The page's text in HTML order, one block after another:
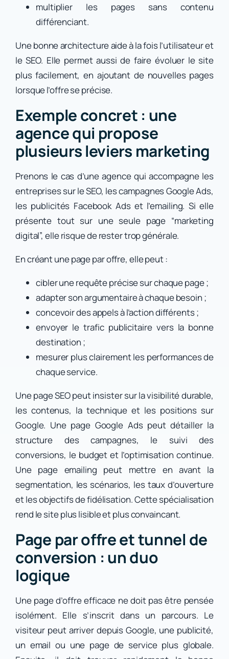
multiplier les pages sans contenu
différenciant.
Une bonne architecture aide à la fois l’utilisateur et
le SEO. Elle permet aussi de faire évoluer le site
plus facilement, en ajoutant de nouvelles pages
lorsque l’offre se précise.
Exemple concret : une
agence qui propose
plusieurs leviers marketing
Prenons le cas d’une agence qui accompagne les
entreprises sur le SEO, les campagnes Google Ads,
les publicités Facebook Ads et l’emailing. Si elle
présente tout sur une seule page “marketing
digital”, elle risque de rester trop générale.
En créant une page par offre, elle peut :
cibler une requête précise sur chaque page ;
adapter son argumentaire à chaque besoin ;
concevoir des appels à l’action différents ;
envoyer le trafic publicitaire vers la bonne
destination ;
mesurer plus clairement les performances de
chaque service.
Une page SEO peut insister sur la visibilité durable,
les contenus, la technique et les positions sur
Google. Une page Google Ads peut détailler la
structure des campagnes, le suivi des
conversions, le budget et l’optimisation continue.
Une page emailing peut mettre en avant la
segmentation, les scénarios, les taux d’ouverture
et les objectifs de fidélisation. Cette spécialisation
rend le site plus lisible et plus convaincant.
Page par offre et tunnel de
conversion : un duo
logique
Une page d’offre efficace ne doit pas être pensée
isolément. Elle s’inscrit dans un parcours. Le
visiteur peut arriver depuis Google, une publicité,
un email ou une page de service plus globale.